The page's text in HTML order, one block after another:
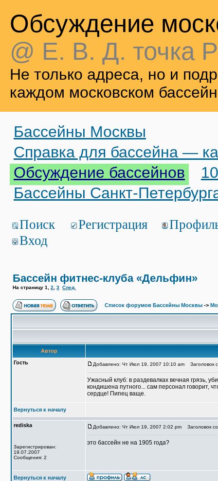
Обсуждение
@ Е. В. Д. точка
Не только адреса, но и
каждом московском
Бассейны Москвы
Справка для бассейна —
Обсуждение бассейнов
Бассейны Санкт-
Поиск Регистрация
Вход
Бассейн фитнес-клуба «Дельфин»
На страницу 1 2 3 След.
Список форумов Бассейны Москвы ->
Автор
Гость
Добавлено: Чт Июл 19, 2007 10:10 am Заголовок
Ужасный клуб: в раздевалках вечная грязь,
кондишена путного... сам персонал говорит,
сердце! Пипец ваще.
Вернуться к началу
rediska
Зарегистрирован:
19.07.2007
Сообщения: 2
Добавлено: Чт Июл 19, 2007 2:02 pm Заголовок
это бассейн не на 1905 года?
Вернуться к началу